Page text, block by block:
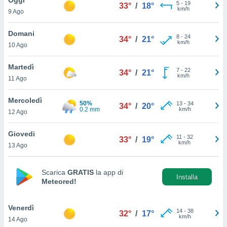
è
al sito
di
ci
di
il
un
la
nella
9 Ago
33° / 18° 5- 19
km/h
Domani
10 Ago
34° / 21° 8- 24
km/h
Martedì
11 Ago
34° / 21° 7- 22
km/h
Mercoledì
12 Ago
50%
0.2 mm
34° / 20° 13- 34
km/h
Giovedi
13 Ago
33° / 19° 11 - 32
km/h
Scarica GRATIS la app di
Meteored!
Installa
Venerdì
14 Ago
32° / 17° 14- 38
km/h